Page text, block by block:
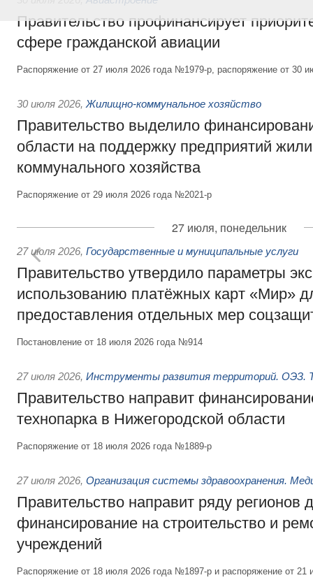
Правительство профинансирует
сфере гражданской авиации
Распоряжение от 27 июля 2026 года №1979-р, распоряжение от 30
30 июля 2026, Жилищно-коммунальное хозяйство
Правительство выделило
области на поддержку предприятий
коммунального хозяйства
Распоряжение от 29 июля 2026 года №2021-р
27 июля, понедельник
27 июля 2026, Государственные и муниципальные услуги
Правительство утвердило параметры
использованию платёжных карт «Мир»
предоставления отдельных мер
Постановление от 18 июля 2026 года №914
27 июля 2026, Инструменты развития территорий. ОЭЗ.
Правительство направит
технопарка в Нижегородской области
Распоряжение от 18 июля 2026 года №1889-р
27 июля 2026, Организация системы здравоохранения.
Правительство направит ряду регионов
финансирование на строительство и
учреждений
Распоряжение от 18 июля 2026 года №1897-р и распоряжение от